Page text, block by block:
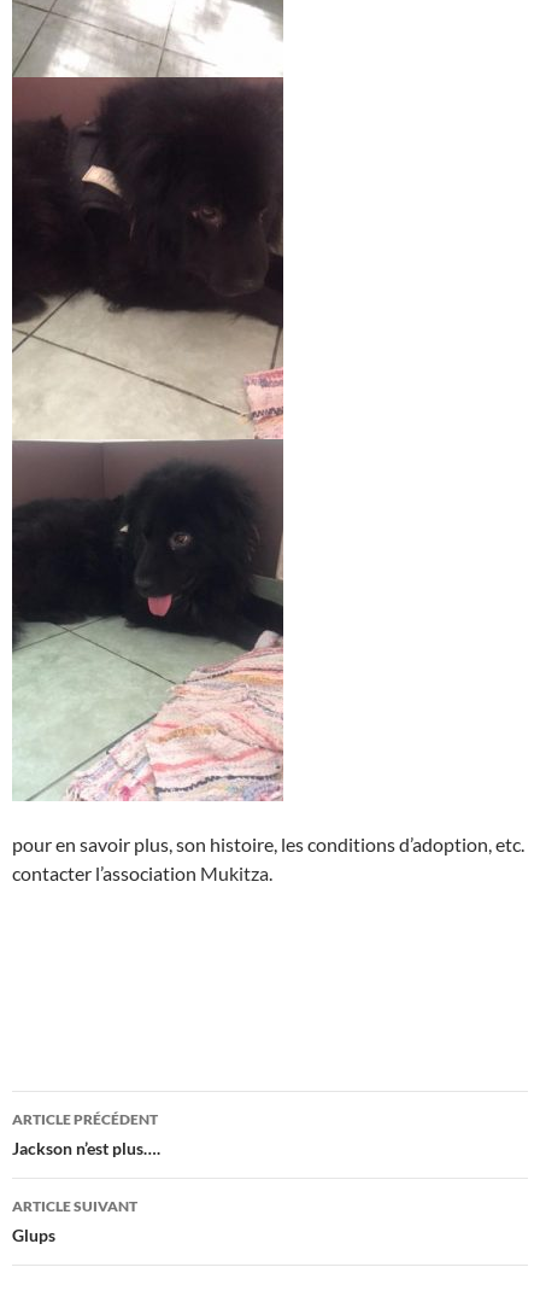
pour en savoir plus, son histoire, les conditions d’adoption, etc.
contacter l’association Mukitza.
Navigation
des
articles
ARTICLE PRÉCÉDENT
Jackson n’est plus….
ARTICLE SUIVANT
Glups